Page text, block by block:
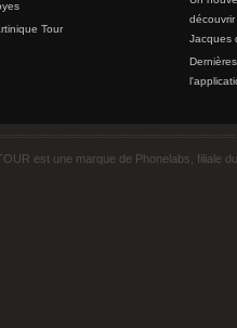
Tour
Jacques
est une marque de Phonelabs, filiale